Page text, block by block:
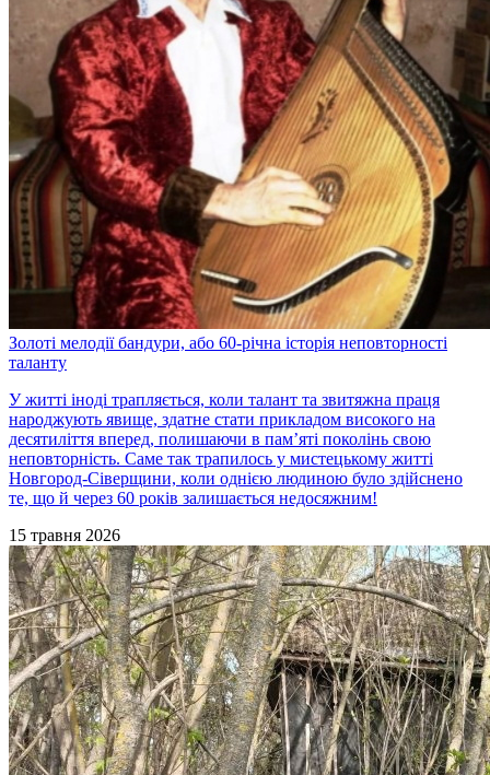
Золоті мелодії бандури, або 60-річна історія неповторності
таланту
У житті іноді трапляється, коли талант та звитяжна праця
народжують явище, здатне стати прикладом високого на
десятиліття вперед, полишаючи в пам’яті поколінь свою
неповторність. Саме так трапилось у мистецькому житті
Новгород-Сіверщини, коли однією людиною було здійснено
те, що й через 60 років залишається недосяжним!
15 травня 2026